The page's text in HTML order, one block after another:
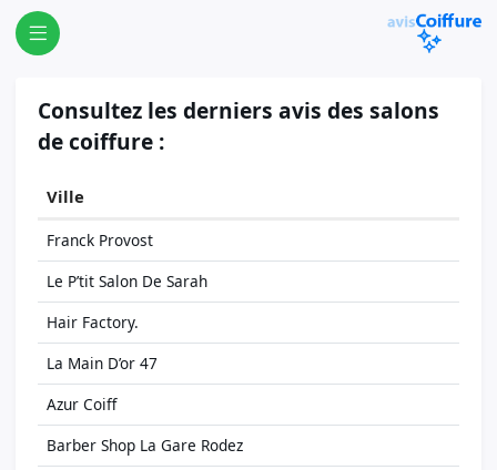
Consultez les derniers avis des salons
de coiffure :
Ville
Franck Provost
Le P’tit Salon De Sarah
Hair Factory.
La Main D’or 47
Azur Coiff
Barber Shop La Gare Rodez